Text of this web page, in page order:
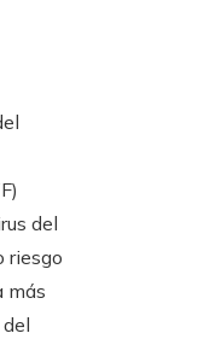
del
riesgo
más